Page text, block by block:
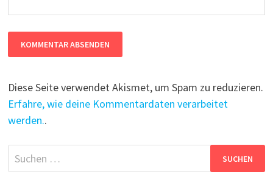
Diese Seite verwendet Akismet, um Spam zu reduzieren.
Erfahre, wie deine Kommentardaten verarbeitet
werden..
Suchen
nach: